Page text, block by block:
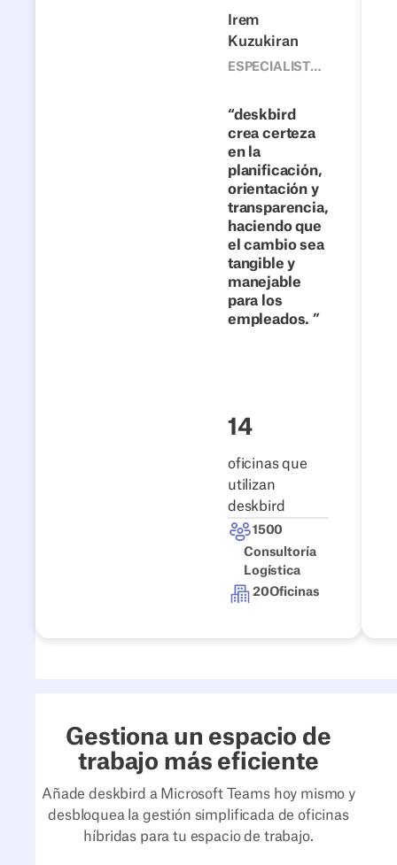
Irem
Kuzukiran
ESPECIALISTA,
CORPORATIVO,
4FLOW
deskbird
crea certeza
en la
planificación,
orientación y
transparencia,
haciendo que
el cambio sea
tangible y
manejable
para los
empleados.
14
oficinas que
utilizan
deskbird
1500
Consultoría
Logística
20Oficinas
AnteriorSiguiente
Gestiona un espacio de
trabajo más eficiente
Añade deskbird a Microsoft Teams hoy mismo y
desbloquea la gestión simplificada de oficinas
híbridas para tu espacio de trabajo.